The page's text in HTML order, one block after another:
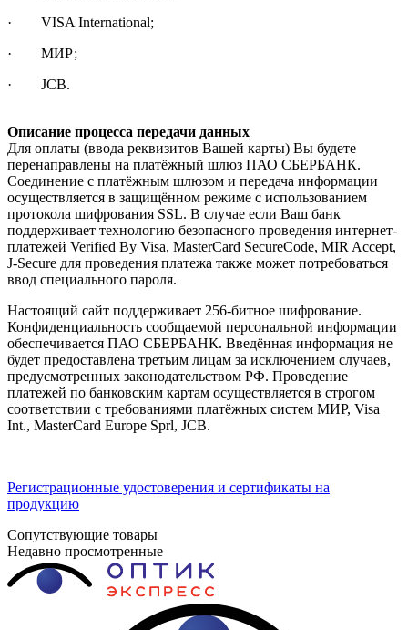
· VISA International;
· МИР;
· JCB.
Описание процесса передачи данных
Для оплаты (ввода реквизитов Вашей карты) Вы будете
перенаправлены на платёжный шлюз ПАО СБЕРБАНК.
Соединение с платёжным шлюзом и передача информации
осуществляется в защищённом режиме с использованием
протокола шифрования SSL. В случае если Ваш банк
поддерживает технологию безопасного проведения интернет-
платежей Verified By Visa, MasterCard SecureCode, MIR Accept,
J-Secure для проведения платежа также может потребоваться
ввод специального пароля.
Настоящий сайт поддерживает 256-битное шифрование.
Конфиденциальность сообщаемой персональной информации
обеспечивается ПАО СБЕРБАНК. Введённая информация не
будет предоставлена третьим лицам за исключением случаев,
предусмотренных законодательством РФ. Проведение
платежей по банковским картам осуществляется в строгом
соответствии с требованиями платёжных систем МИР, Visa
Int., MasterCard Europe Sprl, JCB.
Регистрационные удостоверения и сертификаты на
продукцию
Сопутствующие товары
Недавно просмотренные